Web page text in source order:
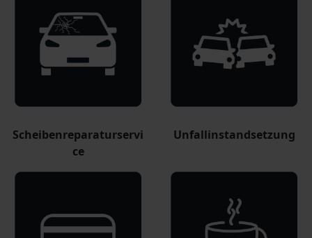
Scheibenreparaturservi
ce
Unfallinstandsetzung